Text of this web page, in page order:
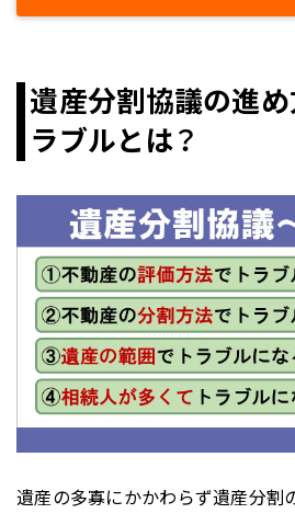
遺産分割協議の進
ラブルとは？
遺産の多寡にかかわらず遺産分割